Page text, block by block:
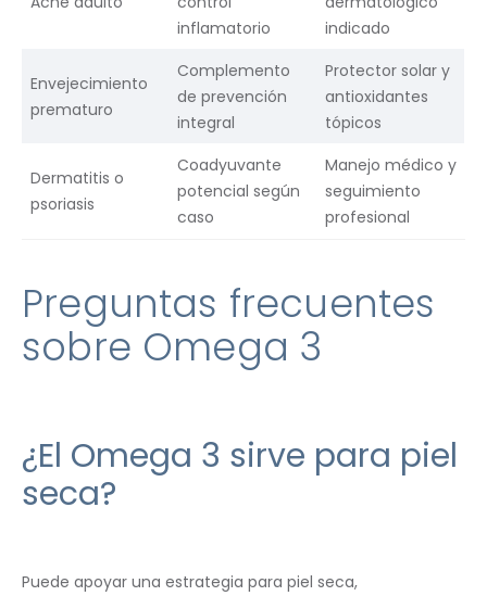
inflamatorio
indicado
Envejecimiento
prematuro
Complemento
de prevención
integral
Protector solar y
antioxidantes
tópicos
Dermatitis o
psoriasis
Coadyuvante
potencial según
caso
Manejo médico y
seguimiento
profesional
Preguntas frecuentes
sobre Omega 3
¿El Omega 3 sirve para piel
seca?
Puede apoyar una estrategia para piel seca,